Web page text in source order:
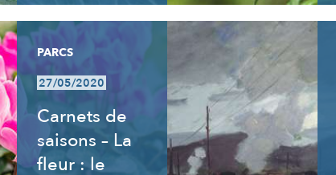
PARCS
27/05/2020
Carnets de
saisons – La
fleur : le